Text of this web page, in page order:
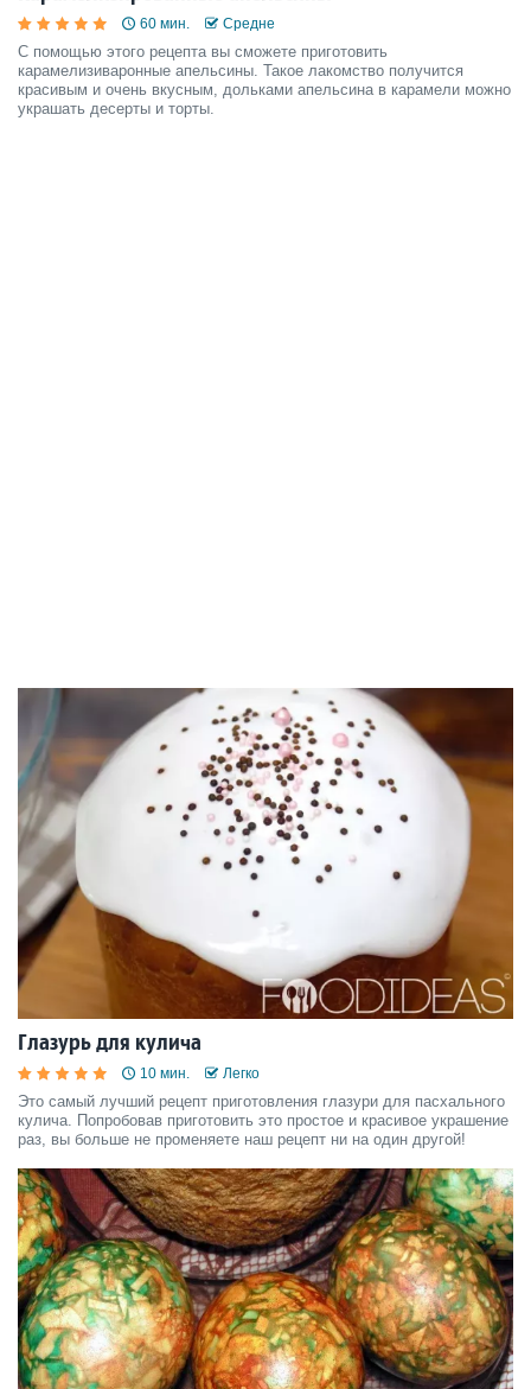
60 мин. Средне
С помощью этого рецепта вы сможете приготовить
карамелизиваронные апельсины. Такое лакомство получится
красивым и очень вкусным, дольками апельсина в карамели можно
украшать десерты и торты.
Глазурь для кулича
10 мин. Легко
Это самый лучший рецепт приготовления глазури для пасхального
кулича. Попробовав приготовить это простое и красивое украшение
раз, вы больше не променяете наш рецепт ни на один другой!